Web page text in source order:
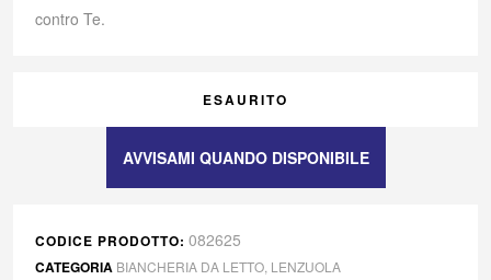
contro Te.
ESAURITO
CODICE PRODOTTO: 082625
CATEGORIA BIANCHERIA DA LETTO LENZUOLA